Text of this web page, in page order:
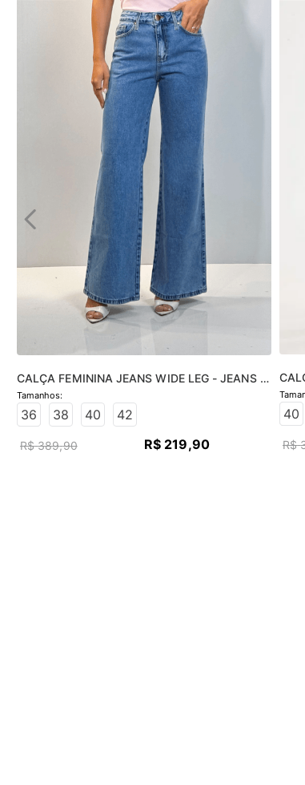
CALÇA FEMININA JEANS WIDE LEG - JEANS
CLARO
36 38 40 42
R$ 389,90 R$ 219,90
40
R$